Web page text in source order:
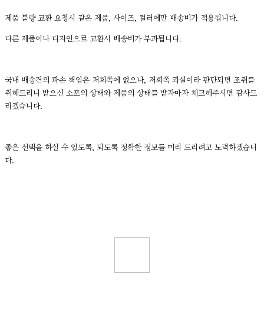
제품 불량 교환 요청시 같은 제품, 사이즈, 컬러에만 배송비가 적용됩니다.
다른 제품이나 디자인으로 교환시 배송비가 부과됩니다.
국내 배송건의 파손 책임은 저희쪽에 없으나, 저희쪽 과실이라 판단되면 조취를
취해드리니 받으신 소포의 상태와 제품의 상태를 받자마자 체크해주시면 감사드
리겠습니다.
좋은 선택을 하실 수 있도록, 되도록 정확한 정보를 미리 드리려고 노력하겠습니
다.